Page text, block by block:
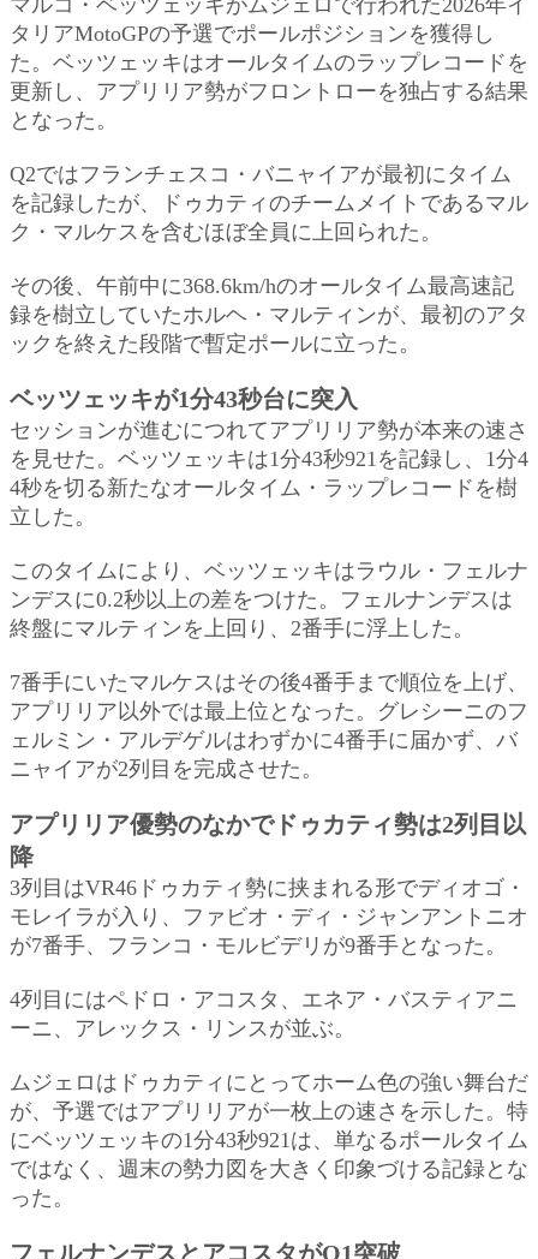
タリアMotoGPの予選でポールポジションを獲得し
た。ベッツェッキはオールタイムのラップレコードを
更新し、アプリリア勢がフロントローを独占する結果
となった。
Q2ではフランチェスコ・バニャイアが最初にタイム
を記録したが、ドゥカティのチームメイトであるマル
ク・マルケスを含むほぼ全員に上回られた。
その後、午前中に368.6km/hのオールタイム最高速記
録を樹立していたホルヘ・マルティンが、最初のアタ
ックを終えた段階で暫定ポールに立った。
ベッツェッキが1分43秒台に突入
セッションが進むにつれてアプリリア勢が本来の速さ
を見せた。ベッツェッキは1分43秒921を記録し、1分4
4秒を切る新たなオールタイム・ラップレコードを樹
立した。
このタイムにより、ベッツェッキはラウル・フェルナ
ンデスに0.2秒以上の差をつけた。フェルナンデスは
終盤にマルティンを上回り、2番手に浮上した。
7番手にいたマルケスはその後4番手まで順位を上げ、
アプリリア以外では最上位となった。グレシーニのフ
ェルミン・アルデゲルはわずかに4番手に届かず、バ
ニャイアが2列目を完成させた。
アプリリア優勢のなかでドゥカティ勢は2列目以
降
3列目はVR46ドゥカティ勢に挟まれる形でディオゴ・
モレイラが入り、ファビオ・ディ・ジャンアントニオ
が7番手、フランコ・モルビデリが9番手となった。
4列目にはペドロ・アコスタ、エネア・バスティアニ
ーニ、アレックス・リンスが並ぶ。
ムジェロはドゥカティにとってホーム色の強い舞台だ
が、予選ではアプリリアが一枚上の速さを示した。特
にベッツェッキの1分43秒921は、単なるポールタイム
ではなく、週末の勢力図を大きく印象づける記録とな
った。
フェルナンデスとアコスタがQ1突破